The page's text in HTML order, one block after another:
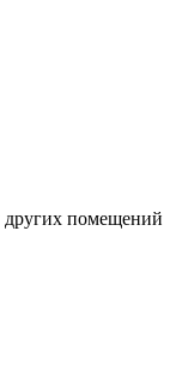
других помещений